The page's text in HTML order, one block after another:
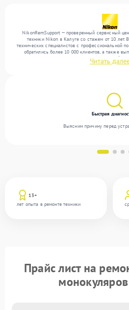
NikonRemSupport — проверенный сервисный
техники Nikon в Калуге со стажем от 10
технических специалистов с профессиональной
обратились более 10 000 клиентов, а также
превысило 12 000. Ежемесячно в сервисный
включая , , . Мы работаем с широким спектром
Читать
13+
лет опыта в ремонте техники
Быстрая
Выясним причину перед
Прайс лист на